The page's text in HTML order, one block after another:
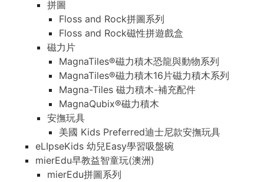
拼圖
Floss and Rock拼圖系列
Floss and Rock磁性拼遊戲盒
磁力片
MagnaTiles®磁力積木恐龍與動物系列
MagnaTiles®磁力積木16片磁力積木系列
Magna-Tiles 磁力積木-補充配件
MagnaQubix®磁力積木
安撫玩具
美國 Kids Preferred迪士尼款安撫玩具
eLIpseKids 幼兒Easy學習吸盤碗
mierEdu早教益智童玩(澳洲)
mierEdu拼圖系列